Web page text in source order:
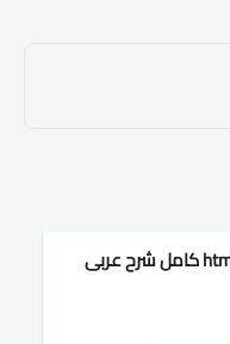
كورس اساسيات html كامل شرح عربى